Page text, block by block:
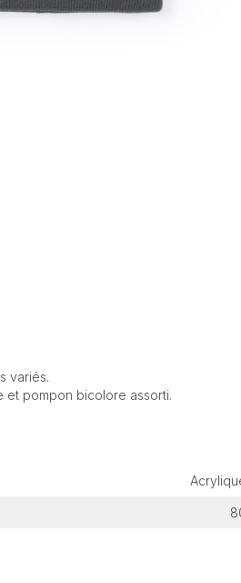
variés.
et pompon bicolore assorti.